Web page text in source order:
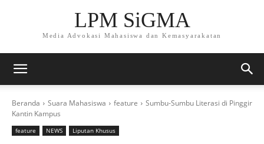
LPM SiGMA
Media Advokasi Mahasiswa dan Kemasyarakatan
Beranda Suara Mahasiswa feature
Sumbu-Sumbu Literasi di Pinggir
Kantin Kampus
feature NEWS Liputan Khusus